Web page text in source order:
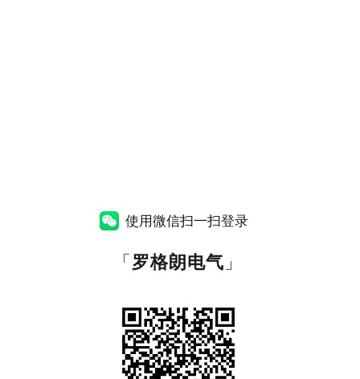
使用微信扫一扫登录
「罗格朗电气 」